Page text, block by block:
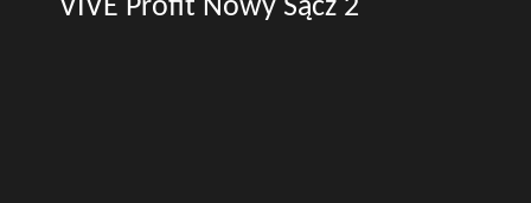
VIVE Profit Nowy Sącz 2